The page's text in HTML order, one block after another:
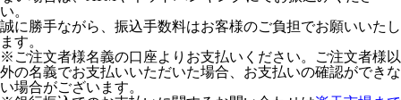
い。
誠に勝手ながら、振込手数料はお客様のご負担でお願いいたし
ます。
※ご注文者様名義の口座よりお支払いください。ご注文者様以
外の名義でお支払いいただいた場合、お支払いの確認ができな
い場合がございます。